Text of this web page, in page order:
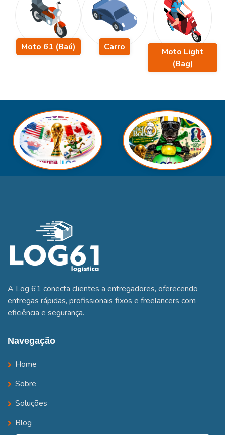
Moto 61 (Baú) Carro
Moto Light
(Bag)
A Log 61 conecta clientes a entregadores, oferecendo
entregas rápidas, profissionais fixos e freelancers com
eficiência e segurança.
Navegação
Home
Sobre
Soluções
Blog